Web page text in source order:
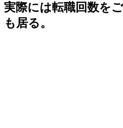
実際には転職回数を
も居る。